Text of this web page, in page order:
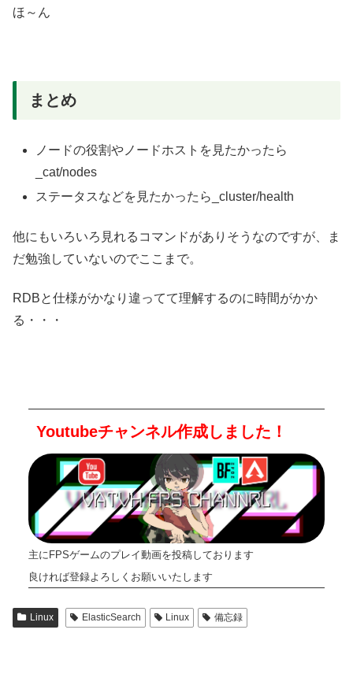
ほ～ん
まとめ
ノードの役割やノードホストを見たかったら
_cat/nodes
ステータスなどを見たかったら_cluster/health
他にもいろいろ見れるコマンドがありそうなのですが、ま
だ勉強していないのでここまで。
RDBと仕様がかなり違ってて理解するのに時間がかか
る・・・
Youtubeチャンネル作成しました！
主にFPSゲームのプレイ動画を投稿しております
良ければ登録よろしくお願いいたします
Linux ElasticSearch Linux 備忘録